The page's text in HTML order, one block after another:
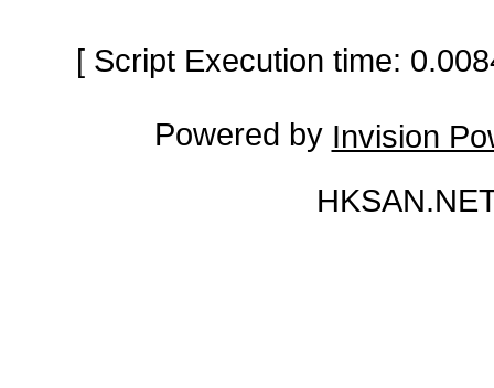
[ Script Execution time:
Powered by Invision